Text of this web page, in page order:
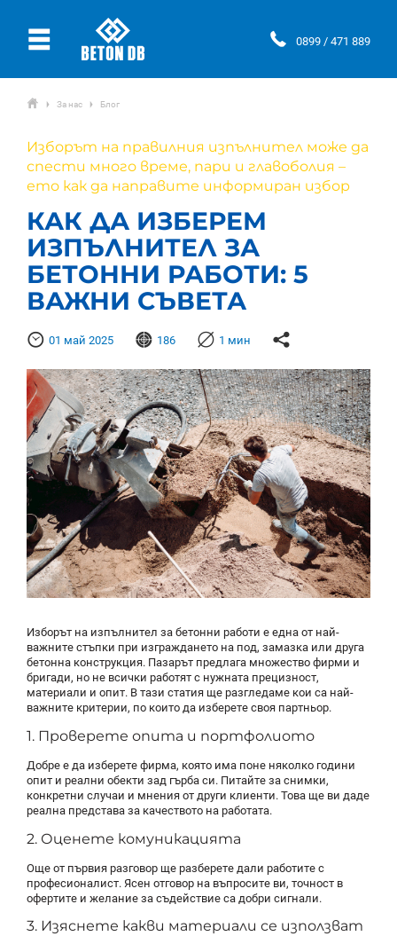
Ÿ 0899 / 471 889
ŷ Ţ За нас Ţ Блог
Изборът на правилния изпълнител може да
спести много време, пари и главоболия –
ето как да направите информиран избор
КАК ДА ИЗБЕРЕМ
ИЗПЪЛНИТЕЛ ЗА
БЕТОННИ РАБОТИ: 5
ВАЖНИ СЪВЕТА
Þ 01 май 2025 Ғ 186  1 мин Ƙ
Изборът на изпълнител за бетонни работи е една от най-
важните стъпки при изграждането на под, замазка или друга
бетонна конструкция. Пазарът предлага множество фирми и
бригади, но не всички работят с нужната прецизност,
материали и опит. В тази статия ще разгледаме кои са най-
важните критерии, по които да изберете своя партньор.
1. Проверете опита и портфолиото
Добре е да изберете фирма, която има поне няколко години
опит и реални обекти зад гърба си. Питайте за снимки,
конкретни случаи и мнения от други клиенти. Това ще ви даде
реална представа за качеството на работата.
2. Оценете комуникацията
Още от първия разговор ще разберете дали работите с
професионалист. Ясен отговор на въпросите ви, точност в
офертите и желание за съдействие са добри сигнали.
3. Изяснете какви материали се използват